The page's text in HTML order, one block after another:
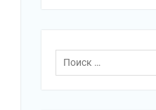
Поиск
по: